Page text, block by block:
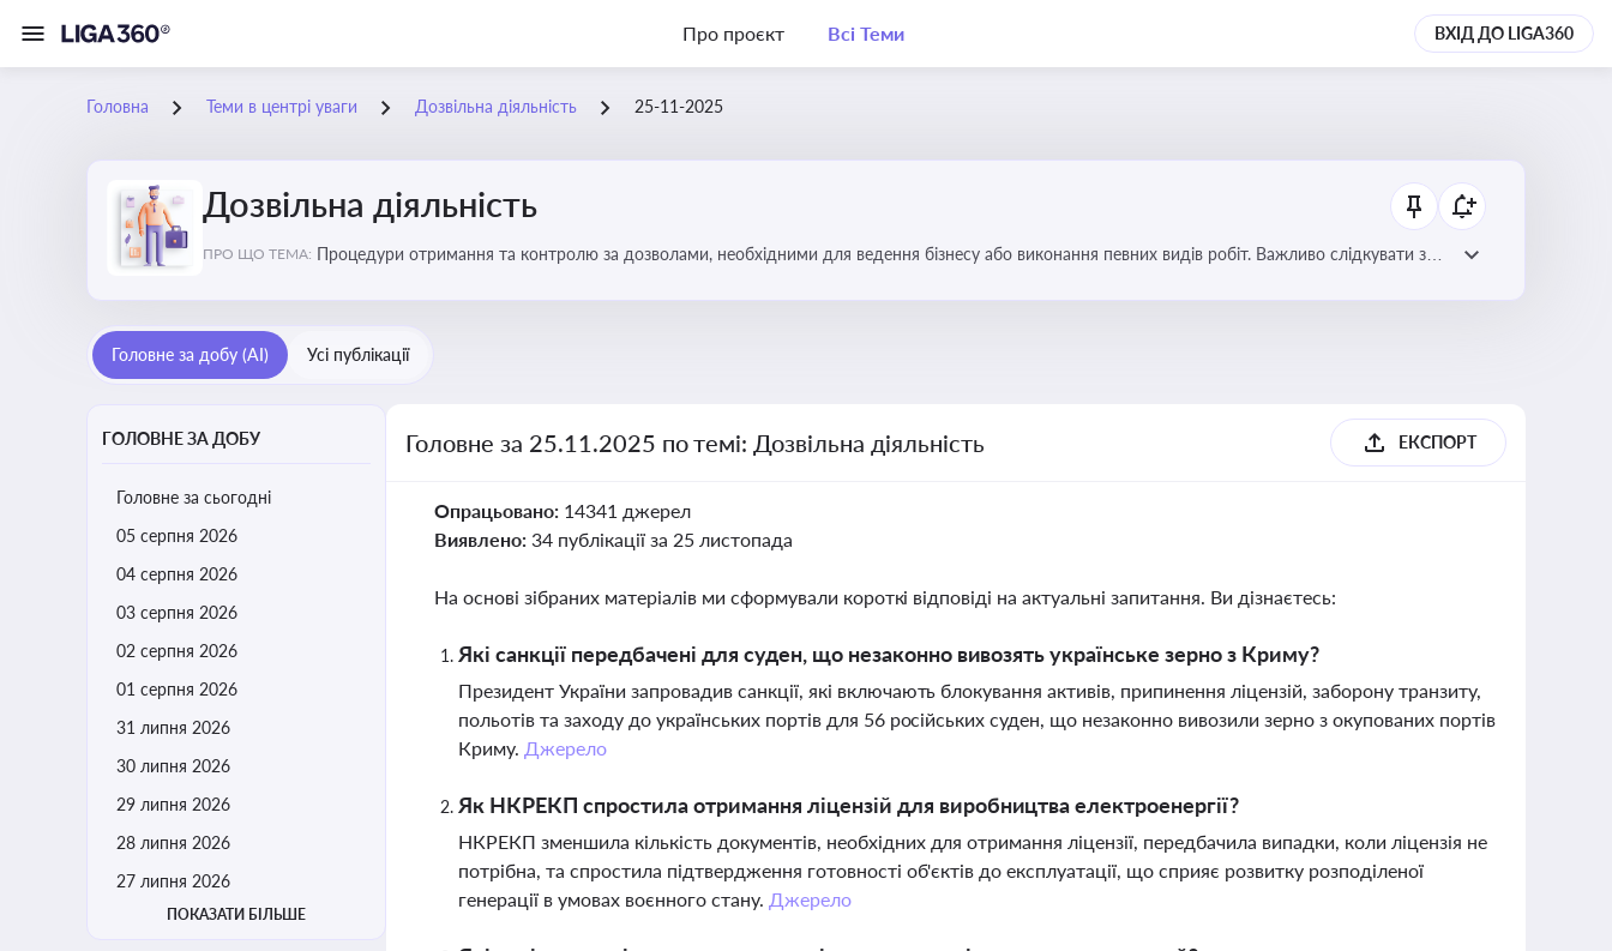
Про проєкт Всі Теми ВХІД ДО LIGA360
Головна Теми в центрі уваги Дозвільна діяльність 25-11-2025
Дозвільна діяльність
ПРО ЩО ТЕМА: Процедури отримання та контролю за дозволами, необхідними для ведення бізнесу або виконання певних видів робіт. Важливо слідкувати за
Головне за добу (AI) Усі публікації
ГОЛОВНЕ ЗА ДОБУ
Головне за сьогодні
05 серпня 2026
04 серпня 2026
03 серпня 2026
02 серпня 2026
01 серпня 2026
31 липня 2026
30 липня 2026
29 липня 2026
28 липня 2026
27 липня 2026
ПОКАЗАТИ БІЛЬШЕ
Головне за 25.11.2025 по темі: Дозвільна діяльність ЕКСПОРТ
Опрацьовано: 14341 джерел
Виявлено: 34 публікації за 25 листопада
На основі зібраних матеріалів ми сформували короткі відповіді на актуальні запитання. Ви дізнаєтесь:
Які санкції передбачені для суден, що незаконно вивозять українське зерно з Криму?
Президент України запровадив санкції, які включають блокування активів, припинення ліцензій, заборону транзиту,
польотів та заходу до українських портів для 56 російських суден, що незаконно вивозили зерно з окупованих портів
Криму. Джерело
Як НКРЕКП спростила отримання ліцензій для виробництва електроенергії?
НКРЕКП зменшила кількість документів, необхідних для отримання ліцензії, передбачила випадки, коли ліцензія не
потрібна, та спростила підтвердження готовності об'єктів до експлуатації, що сприяє розвитку розподіленої
генерації в умовах воєнного стану. Джерело